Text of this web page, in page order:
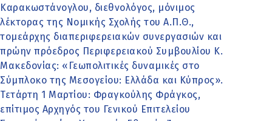
Καρακωστάνογλου, διεθνολόγος, μόνιμος
λέκτορας της Νομικής Σχολής του Α.Π.Θ.,
τομεάρχης διαπεριφερειακών συνεργασιών και
πρώην πρόεδρος Περιφερειακού Συμβουλίου Κ.
Μακεδονίας: «Γεωπολιτικές δυναμικές στο
Σύμπλοκο της Μεσογείου: Ελλάδα και Κύπρος».
Τετάρτη 1 Μαρτίου: Φραγκούλης Φράγκος,
επίτιμος Αρχηγός του Γενικού Επιτελείου